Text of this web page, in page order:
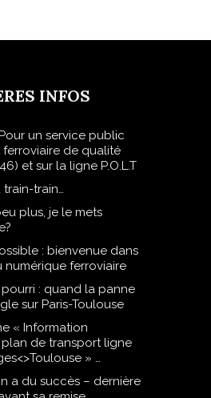
INFOS
un service public
de qualité
et sur la ligne P.O.L.T
train…
plus, je le mets
: bienvenue dans
numérique ferroviaire
: quand la panne
sur Paris-Toulouse
« Information
de transport ligne
» …
a du succès – dernière